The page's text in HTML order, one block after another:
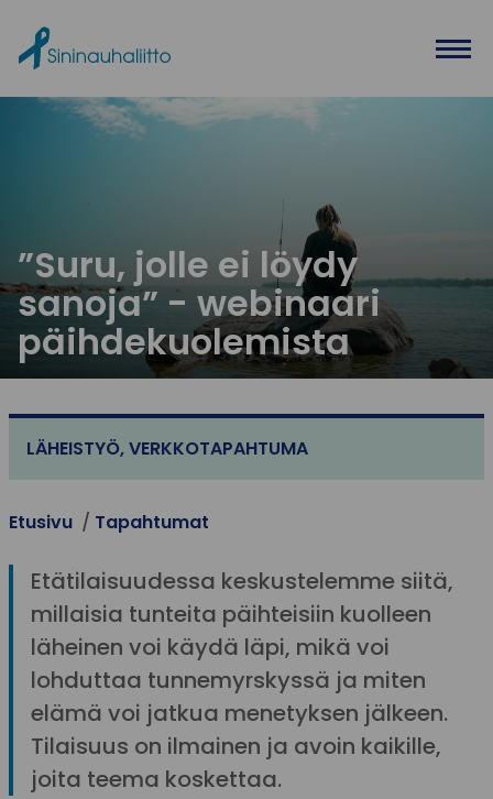
”Suru, jolle ei löydy
sanoja” - webinaari
päihdekuolemista
LÄHEISTYÖ,VERKKOTAPAHTUMA
Etusivu Tapahtumat
Etätilaisuudessa keskustelemme siitä,
millaisia tunteita päihteisiin kuolleen
läheinen voi käydä läpi, mikä voi
lohduttaa tunnemyrskyssä ja miten
elämä voi jatkua menetyksen jälkeen.
Tilaisuus on ilmainen ja avoin kaikille,
joita teema koskettaa.